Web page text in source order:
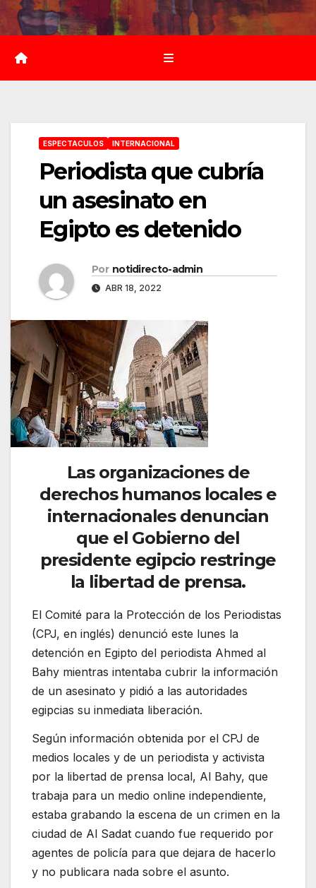
Saltar
al
contenido
ESPECTACULOS INTERNACIONAL
Periodista que cubría
un asesinato en
Egipto es detenido
Por notidirecto-admin
ABR 18, 2022
Las organizaciones de
derechos humanos locales e
internacionales denuncian
que el Gobierno del
presidente egipcio restringe
la libertad de prensa.
El Comité para la Protección de los Periodistas
(CPJ, en inglés) denunció este lunes la
detención en Egipto del periodista Ahmed al
Bahy mientras intentaba cubrir la información
de un asesinato y pidió a las autoridades
egipcias su inmediata liberación.
Según información obtenida por el CPJ de
medios locales y de un periodista y activista
por la libertad de prensa local, Al Bahy, que
trabaja para un medio online independiente,
estaba grabando la escena de un crimen en la
ciudad de Al Sadat cuando fue requerido por
agentes de policía para que dejara de hacerlo
y no publicara nada sobre el asunto.